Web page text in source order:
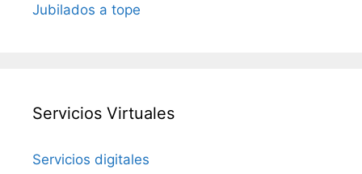
Jubilados a tope
Servicios Virtuales
Servicios digitales